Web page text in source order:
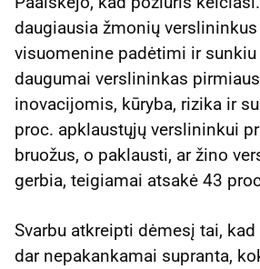
daugiausia žmonių
visuomenine padėtimi ir sunkiu
daugumai verslininkas
inovacijomis, kūryba, rizika ir
proc. apklaustųjų verslininkui
bruožus, o paklausti, ar žino
gerbia, teigiamai atsakė 43
Svarbu atkreipti dėmesį tai,
dar nepakankamai supranta,